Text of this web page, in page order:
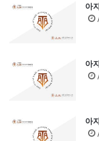
아
아
아